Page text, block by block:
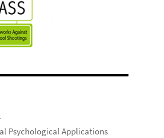
Psychological Applications